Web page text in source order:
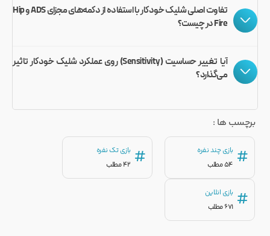
تفاوت اصلی شلیک خودکار با استفاده از دکمه‌های مجزای ADS و Hip
Fire در چیست؟
آیا تغییر حساسیت (Sensitivity) روی عملکرد شلیک خودکار تاثیر
می‌گذارد؟
برچسب ها :
# بازی چند نفره
54 مطلب
# بازی تک نفره
42 مطلب
# بازی انلاین
671 مطلب